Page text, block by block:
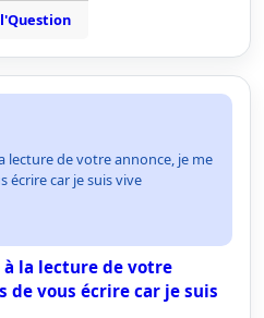
lecture de votre annonce, je me
écrire car je suis vive
à la lecture de votre
de vous écrire car je suis